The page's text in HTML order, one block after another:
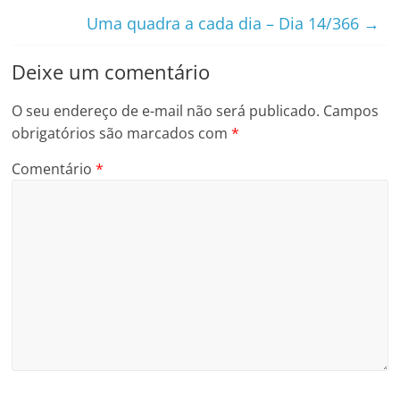
Uma quadra a cada dia – Dia 14/366 →
Deixe um comentário
O seu endereço de e-mail não será publicado. Campos
obrigatórios são marcados com*
Comentário*